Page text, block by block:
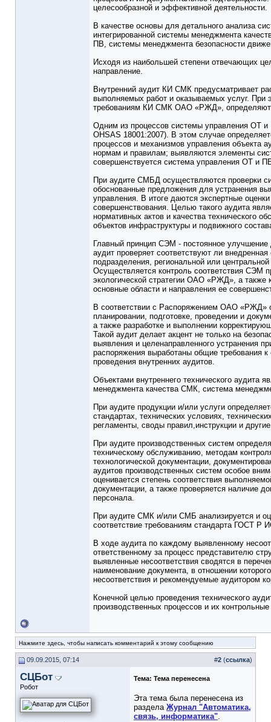
целесообразной и эффективной деятельности.
В качестве основы для детального анализа
интегрированной системы менеджмента
ПВ, системы менеджмента безопасности
Исходя из наибольшей степени отвечающих
направление.
Внутренний аудит КИ СМК предусматривает
выполняемых работ и оказываемых услуг. При
требованиям КИ СМК ОАО «РЖД»,
Одним из процессов системы управления ОТ и
OHSAS 18001:2007). В этом случае
процессов и механизмов управления объекта
нормам и правилам; выявляются элементы
совершенствуется система управления ОТ
При аудите СМБД осуществляются проверки
обоснованные предложения для устранения
управления. В итоге даются экспертные
совершенствования. Целью такого аудита
нормативных актов и качества технического
объектов инфраструктуры и подвижного
Главный принцип СЭМ - постоянное улучшение
аудит проверяет соответствуют ли
подразделения, региональной или
Осуществляется контроль соответствия СЭМ
экологической стратегии ОАО «РЖД», а также
основные области и направления ее
В соответствии с Распоряжением ОАО «РЖД»
планировании, подготовке, проведении и
а также разработке и выполнении
Такой аудит делает акцент не только на
выявления и целенаправленного устранения
распоряжения выработаны общие требования
проведения внутренних аудитов.
Объектами внутреннего технического аудита
менеджмента качества СМК, система
При аудите продукции и/или услуги
стандартах, технических условиях,
регламенты, своды правил,инструкции и
При аудите производственных систем
техническому обслуживанию, методам
технологической документации,
аудитов производственных систем особое
оценивается степень соответствия
документации, а также проверяется наличие
персонала.
При аудите СМК и/или СМБ анализируется и
соответствие требованиям стандарта ГОСТ
В ходе аудита по каждому выявленному
ответственному за процесс представителю
выявленные несоответствия сводятся в
наименование документа, в отношении
несоответствия и рекомендуемые аудитором
Конечной целью проведения технического
производственных процессов и их контрольные
Нажмите здесь, чтобы написать комментарий к этому сообщению
09.09.2015, 07:14 #2 (ссылка)
СЦБот
Робот
Тема: Тема перенесена
Эта тема была перенесена из
раздела Журнал "Автоматика,
связь, информатика".